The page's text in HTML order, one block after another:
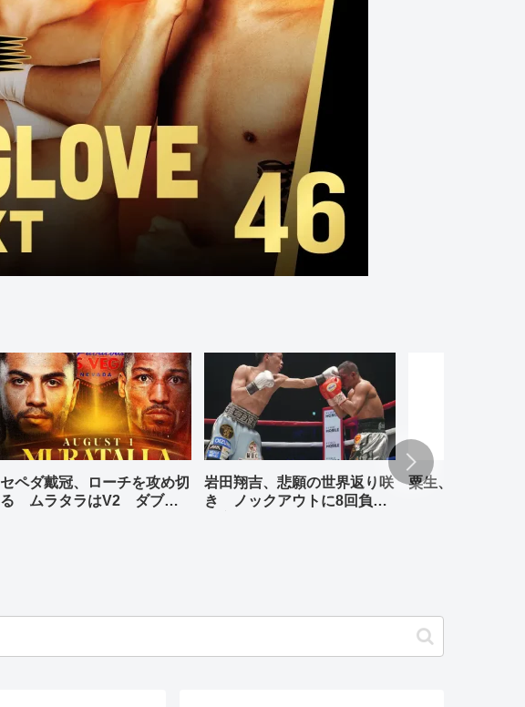
セペダ戴冠、ローチを攻め切
る ムラタラはV2 ダブル
岩田翔吉、悲願の世界返り咲
き ノックアウトに8回負傷
粟生、リナレス